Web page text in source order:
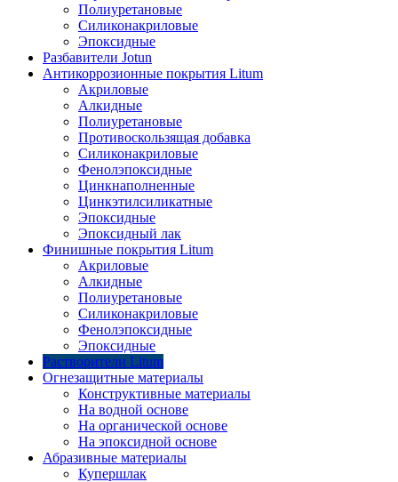
Полиуретановые
Силиконакриловые
Эпоксидные
Разбавители Jotun
Антикоррозионные покрытия Litum
Акриловые
Алкидные
Полиуретановые
Противоскользящая добавка
Силиконакриловые
Фенолэпоксидные
Цинкнаполненные
Цинкэтилсиликатные
Эпоксидные
Эпоксидный лак
Финишные покрытия Litum
Акриловые
Алкидные
Полиуретановые
Силиконакриловые
Фенолэпоксидные
Эпоксидные
Растворители Litum
Огнезащитные материалы
Конструктивные материалы
На водной основе
На органической основе
На эпоксидной основе
Абразивные материалы
Купершлак